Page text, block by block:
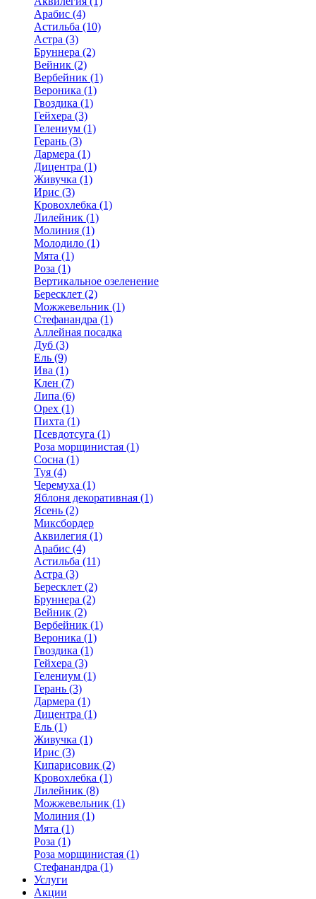
Арабис (4)
Астильба (10)
Астра (3)
Бруннера (2)
Вейник (2)
Вербейник (1)
Вероника (1)
Гвоздика (1)
Гейхера (3)
Гелениум (1)
Герань (3)
Дармера (1)
Дицентра (1)
Живучка (1)
Ирис (3)
Кровохлебка (1)
Лилейник (1)
Молиния (1)
Молодило (1)
Мята (1)
Роза (1)
Вертикальное озеленение
Бересклет (2)
Можжевельник (1)
Стефанандра (1)
Аллейная посадка
Дуб (3)
Ель (9)
Ива (1)
Клен (7)
Липа (6)
Орех (1)
Пихта (1)
Псевдотсуга (1)
Роза морщинистая (1)
Сосна (1)
Туя (4)
Черемуха (1)
Яблоня декоративная (1)
Ясень (2)
Миксбордер
Аквилегия (1)
Арабис (4)
Астильба (11)
Астра (3)
Бересклет (2)
Бруннера (2)
Вейник (2)
Вербейник (1)
Вероника (1)
Гвоздика (1)
Гейхера (3)
Гелениум (1)
Герань (3)
Дармера (1)
Дицентра (1)
Ель (1)
Живучка (1)
Ирис (3)
Кипарисовик (2)
Кровохлебка (1)
Лилейник (8)
Можжевельник (1)
Молиния (1)
Мята (1)
Роза (1)
Роза морщинистая (1)
Стефанандра (1)
Услуги
Акции